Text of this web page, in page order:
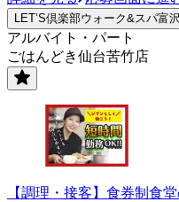
LET’S倶楽部ウォーク&スパ
アルバイト・パート
ごはんどき仙台苦竹店
【調理・接客】食券制食